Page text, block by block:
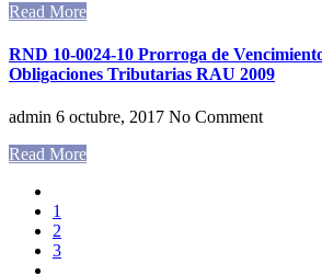
Read More
RND 10-0024-10 Prorroga de
Obligaciones Tributarias RAU 2009
admin 6 octubre, 2017 No Comment
Read More
1
2
3